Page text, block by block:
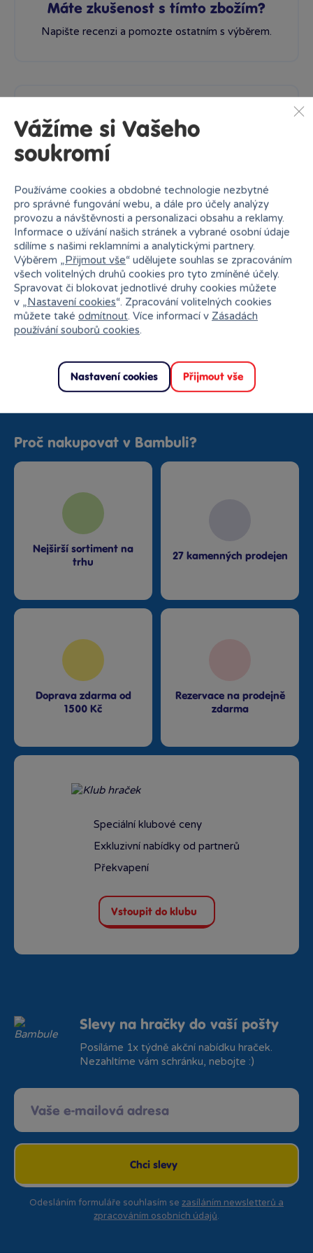
Máte zkušenost s tímto zbožím?
Napište recenzi a pomozte ostatním s výběrem.
Klára
17. 06. 2026
Ověřená recenze
vody
Do vody skvělé
nepoužitelné
Hodnocená varianta: nevybrána
Podobné produkty
Proč nakupovat v Bambuli?
Nejširší sortiment na
trhu
27 kamenných prodejen
Doprava zdarma od
1500 Kč
Rezervace na prodejně
zdarma
Speciální klubové ceny
Exkluzivní nabídky od partnerů
Překvapení
Vstoupit do klubu
Slevy na hračky do vaší pošty
Posíláme 1x týdně akční nabídku hraček.
Nezahltíme vám schránku, nebojte :)
Chci slevy
Odesláním formuláře souhlasím se zasíláním newsletterů a
zpracováním osobních údajů.
Vážíme si Vašeho
soukromí
Používáme cookies a obdobné technologie nezbytné
pro správné fungování webu, a dále pro účely analýzy
provozu a návštěvnosti a personalizaci obsahu a reklamy.
Informace o užívání našich stránek a vybrané osobní údaje
sdílíme s našimi reklamními a analytickými partnery.
Výběrem „Přijmout vše“ udělujete souhlas se zpracováním
všech volitelných druhů cookies pro tyto zmíněné účely.
Spravovat či blokovat jednotlivé druhy cookies můžete
v „Nastavení cookies“. Zpracování volitelných cookies
můžete také odmítnout. Více informací v Zásadách
používání souborů cookies.
Nastavení cookies Přijmout vše